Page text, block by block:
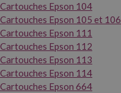
Cartouches Epson 104
Cartouches Epson 105 et 106
Cartouches Epson 111
Cartouches Epson 112
Cartouches Epson 113
Cartouches Epson 114
Cartouches Epson 664